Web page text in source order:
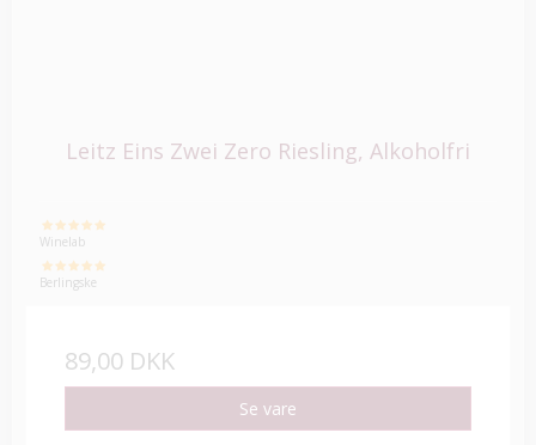
Leitz Eins Zwei Zero Riesling, Alkoholfri
Winelab
Berlingske
89,00 DKK
Se vare